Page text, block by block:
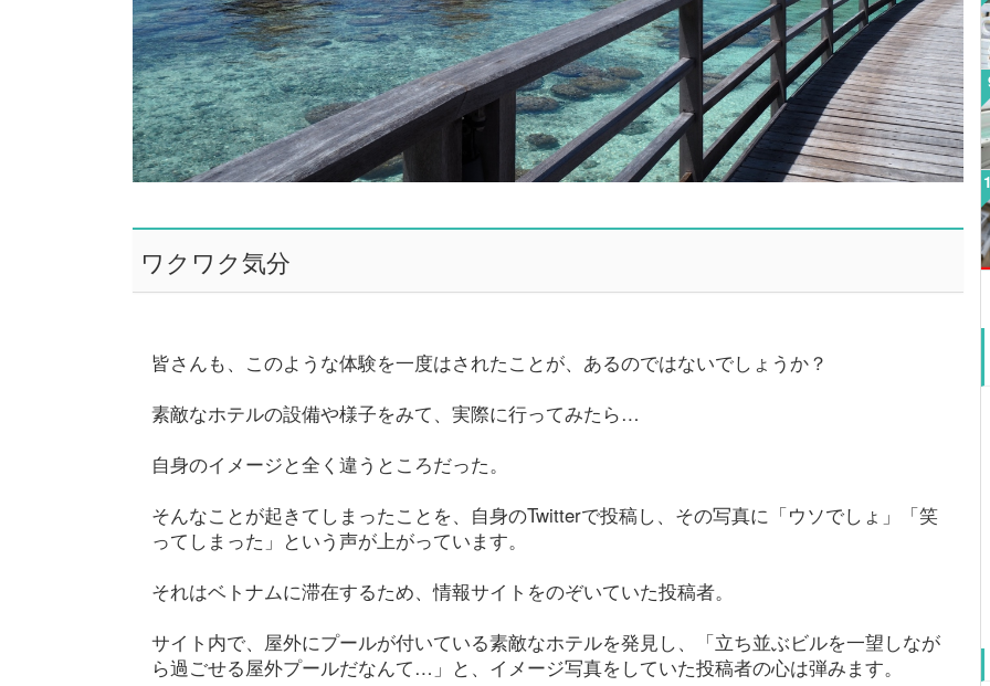
ワクワク気分
皆さんも、このような体験を一度はされたことが、あるのではないでしょうか？
素敵なホテルの設備や様子をみて、実際に行ってみたら…
自身のイメージと全く違うところだった。
そんなことが起きてしまったことを、自身のTwitterで投稿し、その写真に「ウソでしょ」「笑
ってしまった」という声が上がっています。
それはベトナムに滞在するため、情報サイトをのぞいていた投稿者。
サイト内で、屋外にプールが付いている素敵なホテルを発見し、「立ち並ぶビルを一望しなが
ら過ごせる屋外プールだなんて…」と、イメージ写真をしていた投稿者の心は弾みます。